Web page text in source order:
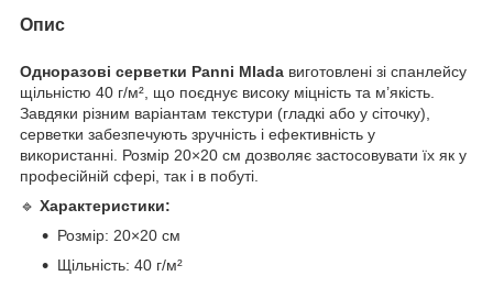
Опис
Одноразові серветки Panni Mlada виготовлені зі спанлейсу
щільністю 40 г/м², що поєднує високу міцність та м’якість.
Завдяки різним варіантам текстури (гладкі або у сіточку),
серветки забезпечують зручність і ефективність у
використанні. Розмір 20×20 см дозволяє застосовувати їх як у
професійній сфері, так і в побуті.
🔹 Характеристики:
Розмір: 20×20 см
Щільність: 40 г/м²